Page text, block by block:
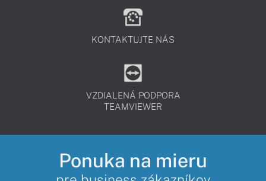
KONTAKTUJTE NÁS
VZDIALENÁ PODPORA
TEAMVIEWER
Ponuka na mieru